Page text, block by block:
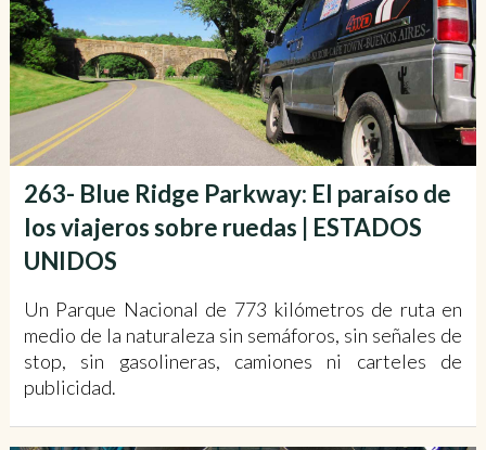
263- Blue Ridge Parkway: El paraíso de
los viajeros sobre ruedas | ESTADOS
UNIDOS
Un Parque Nacional de 773 kilómetros de ruta en
medio de la naturaleza sin semáforos, sin señales de
stop, sin gasolineras, camiones ni carteles de
publicidad.